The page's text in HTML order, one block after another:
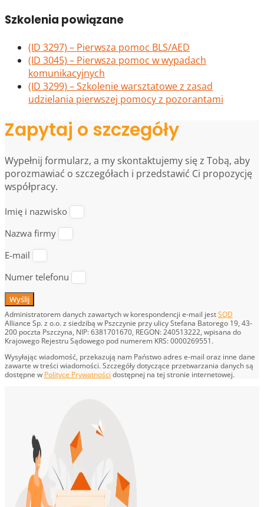
Szkolenia powiązane
(ID 3297) – Pierwsza pomoc BLS/AED
(ID 3045) – Pierwsza pomoc w wypadach
komunikacyjnych
(ID 3299) – Szkolenie warsztatowe z zasad
udzielania pierwszej pomocy z pozorantami
Zapytaj o szczegóły
Wypełnij formularz, a my skontaktujemy się z Tobą, aby
porozmawiać o szczegółach i przedstawić Ci propozycję
współpracy.
Imię i nazwisko
Nazwa firmy
E-mail
Numer telefonu
Wyślij
Administratorem danych zawartych w korespondencji e-mail jestSQD
Alliance Sp. z o.o. z siedzibą w Pszczynie przy ulicy Stefana Batorego 19, 43-
200 poczta Pszczyna, NIP: 6381701670, REGON: 240513222, wpisana do
Krajowego Rejestru Sądowego pod numerem KRS: 0000269551.
Wysyłając wiadomość, przekazują nam Państwo adres e-mail oraz inne dane
zawarte w treści wiadomości. Szczegóły dotyczące przetwarzania danych są
dostępne w Polityce Prywatności dostępnej na tej stronie internetowej.